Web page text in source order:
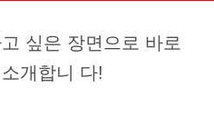
싶은 장면으로 바로
개합니 다!